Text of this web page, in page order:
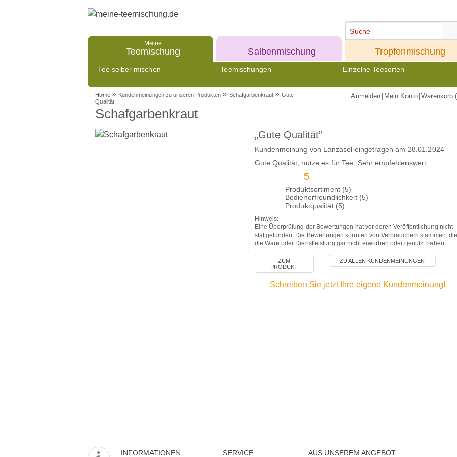
Meine
Teemischung
Tee selber mischen Teemischungen Einzelne Teesorten
Salbenmischung Tropfenmischung
Home » Kundenmeinungen zu unseren Produkten » Schafgarbenkraut » Gute
Qualität
Warenkorb
Mein Konto
Anmelden
Schafgarbenkraut
„Gute Qualität”
Kundenmeinung von Lanzasol eingetragen am 28.01.2024
Gute Qualität, nutze es für Tee. Sehr empfehlenswert.
5
Produktsortiment (5)
Bedienerfreundlichkeit (5)
Produktqualität (5)
Hinweis:
Eine Überprüfung der Bewertungen hat vor deren Veröffentlichung nicht
stattgefunden. Die Bewertungen könnten von Verbrauchern stammen, die
die Ware oder Dienstleistung gar nicht erworben oder genutzt haben.
ZUM
PRODUKT
ZU ALLEN KUNDENMEINUNGEN
Schreiben Sie jetzt Ihre eigene Kundenmeinung!
INFORMATIONEN SERVICE AUS UNSEREM ANGEBOT